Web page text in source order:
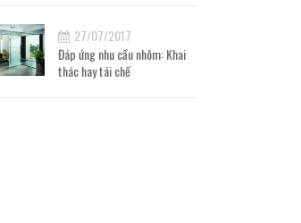
27/07/2017
Đáp ứng nhu cầu nhôm: Khai
thác hay tái chế